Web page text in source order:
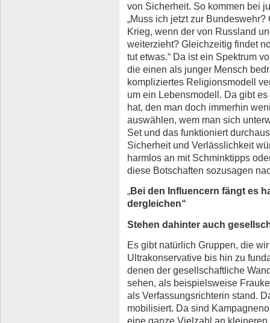
von Sicherheit. So kommen bei
„Muss ich jetzt zur
Krieg, wenn der von Russland
weiterzieht? Gleichzeitig findet
tut etwas.“ Da ist ein Spektrum
die einen als junger Mensch
kompliziertes Religionsmodell
um ein Lebensmodell. Da gibt
hat, den man doch immerhin
auswählen, wem man sich
Set und das funktioniert
Sicherheit und Verlässlichkeit
harmlos an mit Schminktipps
diese Botschaften sozusagen
„Bei den Influencern fängt es
dergleichen“
Stehen dahinter auch
Es gibt natürlich Gruppen, die
Ultrakonservative bis hin zu
denen der gesellschaftliche
sehen, als beispielsweise
als Verfassungsrichterin stand.
mobilisiert. Da sind
eine ganze Vielzahl an